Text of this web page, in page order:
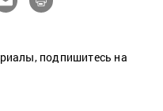
подпишитесь на